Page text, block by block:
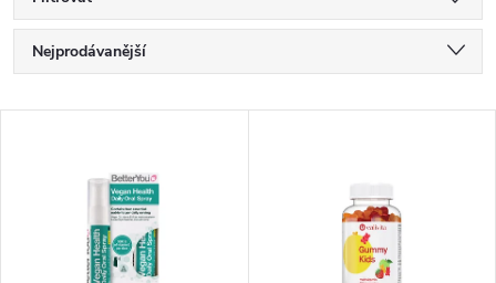
Ř
a
Nejprodávanější
Abecedně